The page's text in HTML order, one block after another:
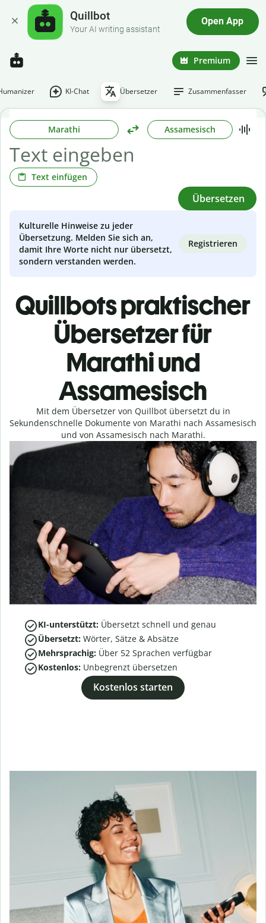
Quillbot
Your AI writing assistant
Open App
Premium
KI-Chat Übersetzer Zusammenfasser
Marathi Assamesisch
Text einfügen
Übersetzen
Kulturelle Hinweise zu jeder
Übersetzung. Melden Sie sich an,
damit Ihre Worte nicht nur übersetzt,
sondern verstanden werden.
Registrieren
Quillbots praktischer
Übersetzer für
Marathi und
Assamesisch
Mit dem Übersetzer von Quillbot übersetzt du in
Sekundenschnelle Dokumente von Marathi nach Assamesisch
und von Assamesisch nach Marathi.
KI-unterstützt: Übersetzt schnell und genau
Übersetzt: Wörter, Sätze & Absätze
Mehrsprachig: Über 52 Sprachen verfügbar
Kostenlos: Unbegrenzt übersetzen
Kostenlos starten